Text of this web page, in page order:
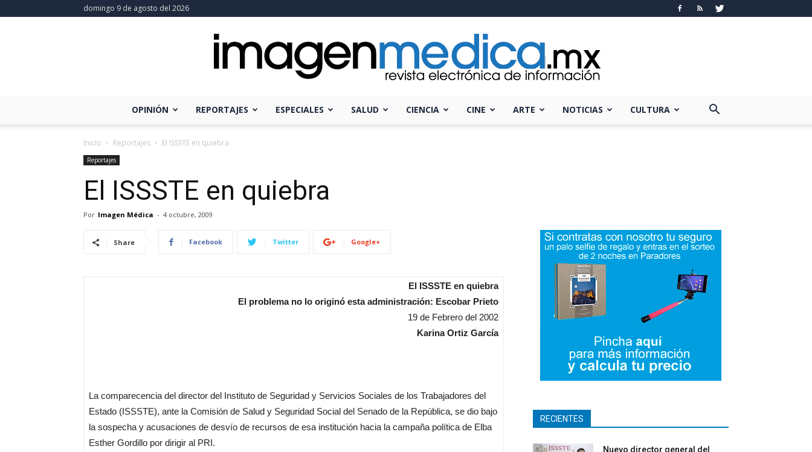
domingo 9 de agosto del 2026
OPINIÓN REPORTAJES ESPECIALES SALUD CIENCIA CINE ARTE NOTICIAS CULTURA
Inicio Reportajes El ISSSTE en quiebra
Reportajes
El ISSSTE en quiebra
Por Imagen Médica - 4 octubre, 2009
Share Facebook Twitter Google+
El ISSSTE en quiebra
El problema no lo originó esta administración: Escobar Prieto
19 de Febrero del 2002
Karina Ortiz García
La comparecencia del director del Instituto de Seguridad y Servicios Sociales de los Trabajadores del
Estado (ISSSTE), ante la Comisión de Salud y Seguridad Social del Senado de la República, se dio bajo
la sospecha y acusaciones de desvío de recursos de esa institución hacia la campaña política de Elba
Esther Gordillo por dirigir al PRI.
RECIENTES
Nuevo director general del